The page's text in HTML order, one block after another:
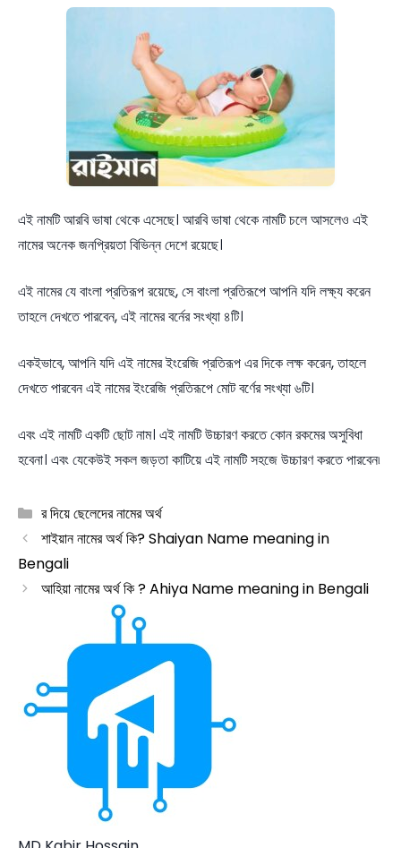
এই নামটি আরবি ভাষা থেকে এসেছে। আরবি ভাষা থেকে নামটি চলে আসলেও এই
নামের অনেক জনপ্রিয়তা বিভিন্ন দেশে রয়েছে।
এই নামের যে বাংলা প্রতিরূপ রয়েছে, সে বাংলা প্রতিরূপে আপনি যদি লক্ষ্য করেন
তাহলে দেখতে পারবেন, এই নামের বর্নের সংখ্যা ৪টি।
একইভাবে, আপনি যদি এই নামের ইংরেজি প্রতিরূপ এর দিকে লক্ষ করেন, তাহলে
দেখতে পারবেন এই নামের ইংরেজি প্রতিরূপে মোট বর্ণের সংখ্যা ৬টি।
এবং এই নামটি একটি ছোট নাম। এই নামটি উচ্চারণ করতে কোন রকমের অসুবিধা
হবেনা। এবং যেকেউই সকল জড়তা কাটিয়ে এই নামটি সহজে উচ্চারণ করতে পারবেন৷
Categories
র দিয়ে ছেলেদের নামের অর্থ
শাইয়ান নামের অর্থ কি? Shaiyan Name meaning in
Bengali
আহিয়া নামের অর্থ কি ? Ahiya Name meaning in Bengali